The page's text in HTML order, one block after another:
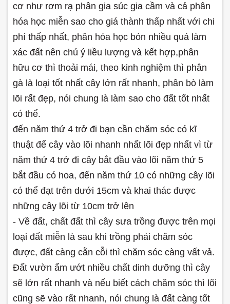
cơ như rơm rạ phân gia súc gia cầm và cả phân
hóa học miễn sao cho giá thành thấp nhất với chi
phí thấp nhất, phân hóa học bón nhiều quá làm
xác đất nên chú ý liều lượng và kết hợp,phân
hữu cơ thì thoải mái, theo kinh nghiệm thì phân
gà là loại tốt nhất cây lớn rất nhanh, phân bò làm
lõi rất đẹp, nói chung là làm sao cho đất tốt nhất
có thể.
đến năm thứ 4 trở đi bạn cần chăm sóc có kĩ
thuật để cây vào lõi nhanh nhất lõi đẹp nhất vì từ
năm thứ 4 trở đi cây bắt đầu vào lõi năm thứ 5
bắt đầu có hoa, đến năm thứ 10 có những cây lõi
có thể đạt trên dưới 15cm và khai thác được
những cây lõi từ 10cm trở lên
- Về đất, chất đất thì cây sưa trồng được trên mọi
loại đất miễn là sau khi trồng phải chăm sóc
được, đất càng cằn cỗi thì chăm sóc càng vất vả.
Đất vườn ẩm ướt nhiều chất dinh dưỡng thì cây
sẽ lớn rất nhanh và nếu biết cách chăm sóc thì lõi
cũng sẽ vào rất nhanh, nói chung là đất càng tốt